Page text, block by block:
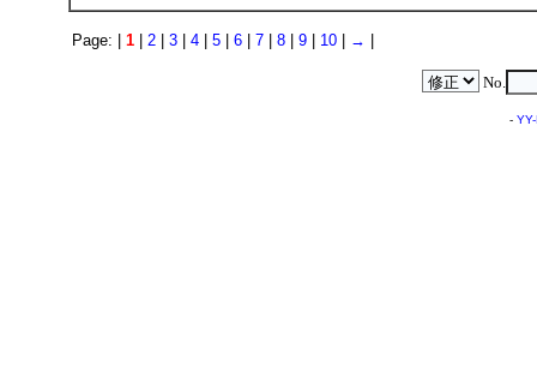
Page: | 1| 2| 3| 4| 5| 6| 7| 8| 9| 10| → |
No.
-